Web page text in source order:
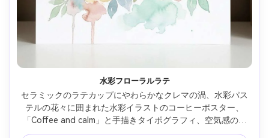
水彩フローラルラテ
セラミックのラテカップにやわらかなクレマの渦、水彩パス
テルの花々に囲まれた水彩イラストのコーヒーポスター、
「Coffee and calm」と手描きタイポグラフィ、空気感のあ
る余白、ギャラリー品質のアートプリント、ハイレゾ・クリ